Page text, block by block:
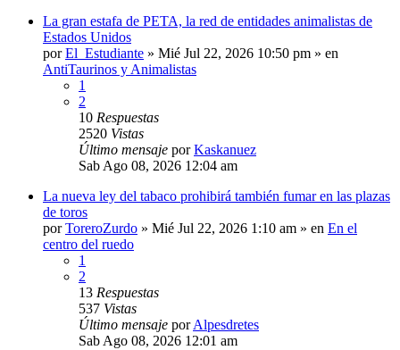
La gran estafa de PETA, la red de entidades animalistas de
Estados Unidos
porEl_Estudiante » Mié Jul 22, 2026 10:50 pm » en
AntiTaurinos y Animalistas
1
2
10 Respuestas
2520 Vistas
Último mensaje porKaskanuez
Sab Ago 08, 2026 12:04 am
La nueva ley del tabaco prohibirá también fumar en las plazas
de toros
porToreroZurdo » Mié Jul 22, 2026 1:10 am » en En el
centro del ruedo
1
2
13 Respuestas
537 Vistas
Último mensaje porAlpesdretes
Sab Ago 08, 2026 12:01 am